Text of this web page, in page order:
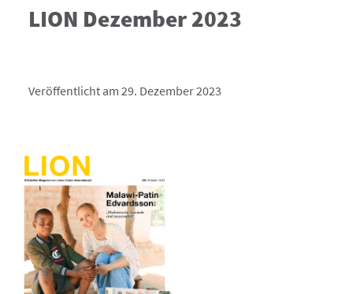
LION Dezember 2023
Veröffentlicht am 29. Dezember 2023